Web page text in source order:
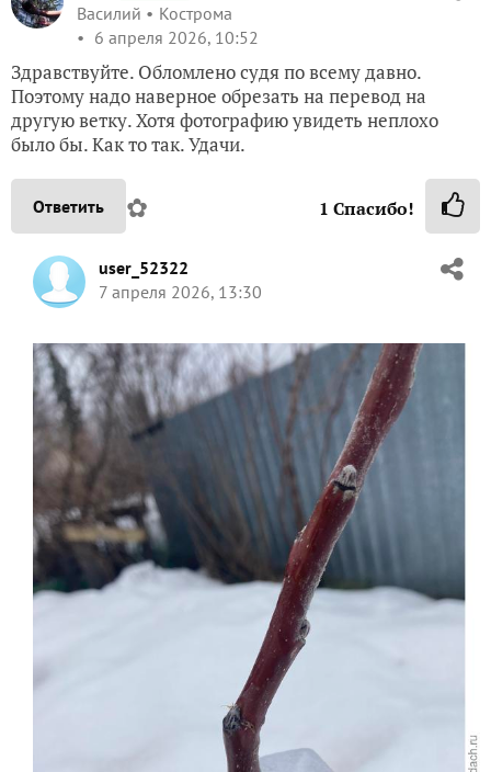
Василий
Кострома
6 апреля 2026, 10:52
Здравствуйте. Обломлено судя по всему давно.
Поэтому надо наверное обрезать на перевод на
другую ветку. Хотя фотографию увидеть неплохо
было бы. Как то так. Удачи.
Ответить ✿ 1 Спасибо!
user_52322
7 апреля 2026, 13:30